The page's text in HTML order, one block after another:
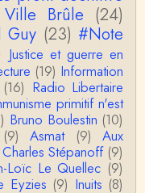
français, la quatrièm
lecture !
qui est la plus à jo
ou celle…
Lutte de Classes “No
pas toujours exi…
Brûle (24)
Guy (23) #Note
Justice et guerre en
(19) Information
(16) Radio Libertaire
primitif n'est
Bruno Boulestin (10)
(9) Asmat (9)
Aux
Charles Stépanoff (9)
Loïc Le Quellec (9)
Eyzies (9) Inuits (8)